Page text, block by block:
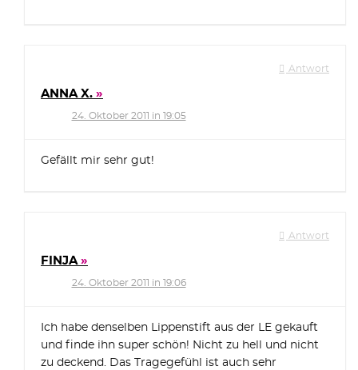
Antwort
ANNA X.
24. Oktober 2011 in 19:05
Gefällt mir sehr gut!
Antwort
FINJA
24. Oktober 2011 in 19:06
Ich habe denselben Lippenstift aus der LE gekauft
und finde ihn super schön! Nicht zu hell und nicht
zu deckend. Das Tragegefühl ist auch sehr